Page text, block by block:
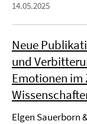
14.05.2025
Neue
und
Emotionen im
Elgen Sauerborn